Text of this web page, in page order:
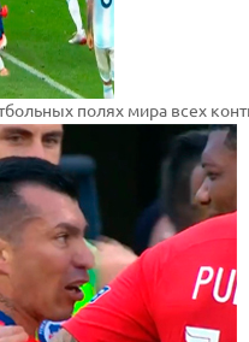
полях мира всех